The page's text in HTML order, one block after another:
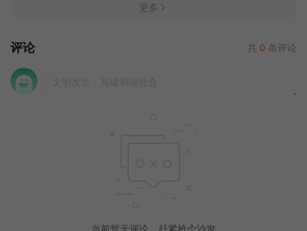
更多
评论 共 0 条评论
当前暂无评论，赶紧抢个沙发